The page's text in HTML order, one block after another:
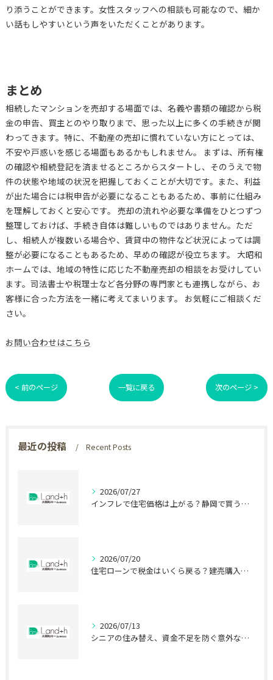
り添うことができます。女性スタッフへの相談も可能なので、細か
い話もしやすいという声をいただくことがあります。
まとめ
相続したマンションを売却する場面では、名義や書類の確認から税
金の申告、買主とのやり取りまで、思った以上に多くの手続きが関
わってきます。特に、不動産の売却に慣れていない方にとっては、
不安や戸惑いを感じる場面もあるかもしれません。 まずは、所有権
の確認や相続登記を済ませるところからスタートし、そのうえで物
件の状態や地域の状況を把握しておくことが大切です。また、利益
が出た場合には税申告が必要になることもあるため、事前に仕組み
を理解しておくと安心です。 売却の流れや必要な準備をひとつずつ
整理しておけば、手続き自体は難しいものではありません。ただ
し、相続人が複数いる場合や、賃貸中の物件など状況によっては調
整が必要になることもあるため、早めの確認が役立ちます。 大昭和
ホームでは、地域の特性に応じた不動産売却の相談をお受けしてい
ます。司法書士や税理士など各分野の専門家とも連携しながら、お
客様に合った方法を一緒に考えてまいります。 お気軽にご相談くだ
さい。
お問い合わせはこちら
< 前のページ 一覧に戻る 次のページ >
最近の投稿 Recent Posts
2026/07/27
インフレで住宅価格は上がる？静岡で買う前に知る盲点
2026/07/20
住宅ローンで税金はいくら戻る？建売購入前の盲点
2026/07/13
シニアの住み替え、資金不足を防ぐ意外な盲点